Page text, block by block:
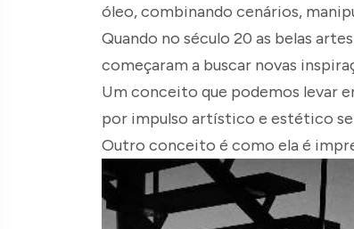
óleo, combinando cenários,
Quando no século 20 as belas
começaram a buscar novas
Um conceito que podemos levar
por impulso artístico e estético
Outro conceito é como ela é